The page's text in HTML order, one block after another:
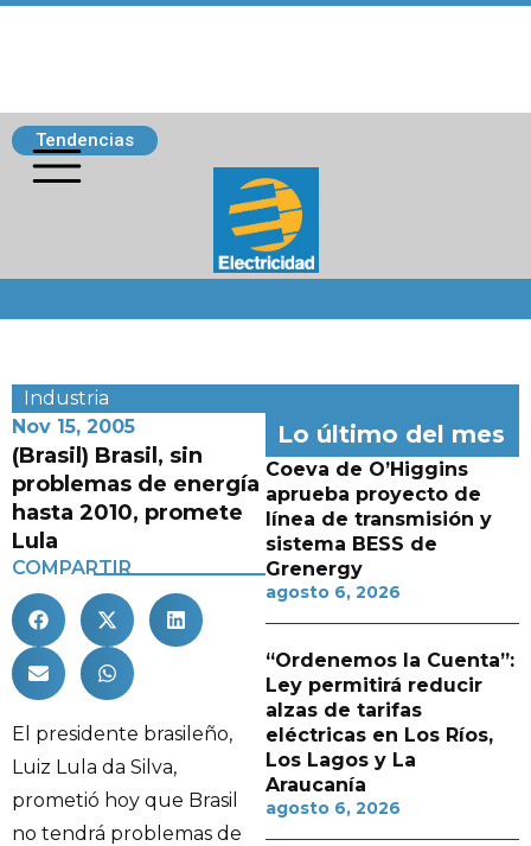
Tendencias
Industria
Nov 15, 2005
(Brasil) Brasil, sin
problemas de energía
hasta 2010, promete
Lula
COMPARTIR
El presidente brasileño,
Luiz Lula da Silva,
prometió hoy que Brasil
no tendrá problemas de
Lo último del mes
Coeva de O’Higgins
aprueba proyecto de
línea de transmisión y
sistema BESS de
Grenergy
agosto 6, 2026
“Ordenemos la Cuenta”:
Ley permitirá reducir
alzas de tarifas
eléctricas en Los Ríos,
Los Lagos y La
Araucanía
agosto 6, 2026